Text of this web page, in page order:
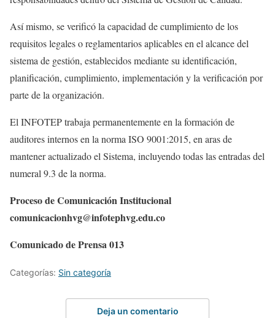
Así mismo, se verificó la capacidad de cumplimiento de los
requisitos legales o reglamentarios aplicables en el alcance del
sistema de gestión, establecidos mediante su identificación,
planificación, cumplimiento, implementación y la verificación por
parte de la organización.
El INFOTEP trabaja permanentemente en la formación de
auditores internos en la norma ISO 9001:2015, en aras de
mantener actualizado el Sistema, incluyendo todas las entradas del
numeral 9.3 de la norma.
Proceso de Comunicación Institucional
comunicacionhvg@infotephvg.edu.co
Comunicado de Prensa 013
Categorías: Sin categoría
Deja un comentario